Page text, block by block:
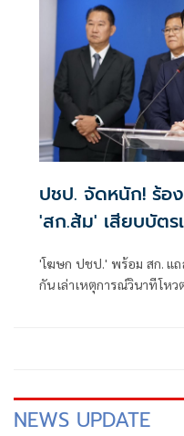
ปชป. จัดหนัก! ร้อ
'สก.ส้ม' เสียบบัต
'โฆษก ปชป.' พร้อม สก. แ
กัน เล่าเหตุการณ์วินาทีโหว
NEWS UPDATE